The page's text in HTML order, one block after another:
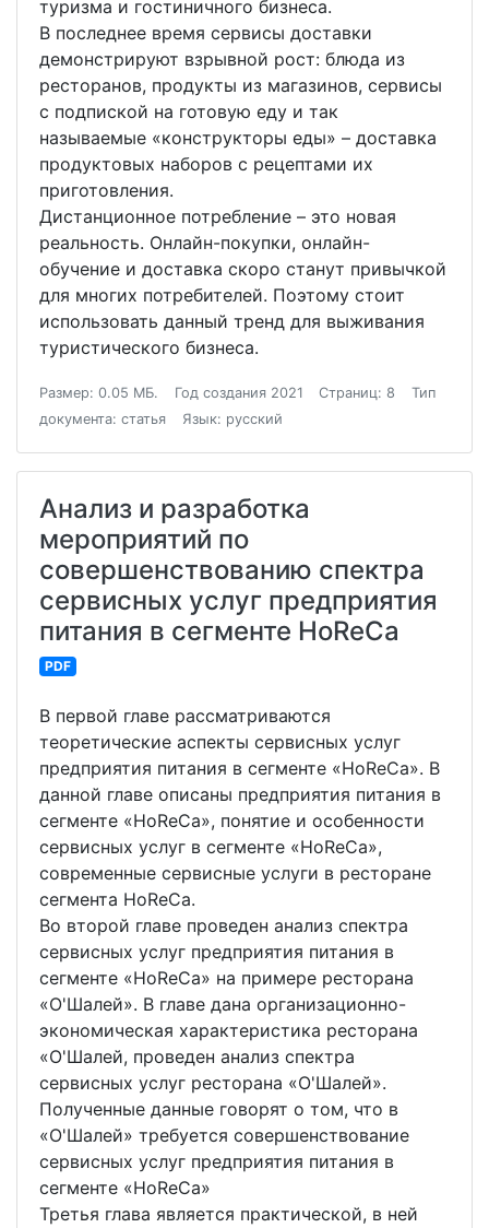
туризма и гостиничного бизнеса.
В последнее время сервисы доставки
демонстрируют взрывной рост: блюда из
ресторанов, продукты из магазинов, сервисы
с подпиской на готовую еду и так
называемые «конструкторы еды» – доставка
продуктовых наборов с рецептами их
приготовления.
Дистанционное потребление – это новая
реальность. Онлайн-покупки, онлайн-
обучение и доставка скоро станут привычкой
для многих потребителей. Поэтому стоит
использовать данный тренд для выживания
туристического бизнеса.
Размер: 0.05 МБ. Год создания 2021 Страниц: 8
Тип
документа: статья
Язык: русский
Анализ и разработка
мероприятий по
совершенствованию спектра
сервисных услуг предприятия
питания в сегменте HoReCa
PDF
В первой главе рассматриваются
теоретические аспекты сервисных услуг
предприятия питания в сегменте «HoReCa». В
данной главе описаны предприятия питания в
сегменте «HoReCa», понятие и особенности
сервисных услуг в сегменте «HoReCa»,
современные сервисные услуги в ресторане
сегмента HoReCa.
Во второй главе проведен анализ спектра
сервисных услуг предприятия питания в
сегменте «HoReCa» на примере ресторана
«О'Шалей». В главе дана организационно-
экономическая характеристика ресторана
«О'Шалей, проведен анализ спектра
сервисных услуг ресторана «О'Шалей».
Полученные данные говорят о том, что в
«О'Шалей» требуется совершенствование
сервисных услуг предприятия питания в
сегменте «HoReCa»
Третья глава является практической, в ней